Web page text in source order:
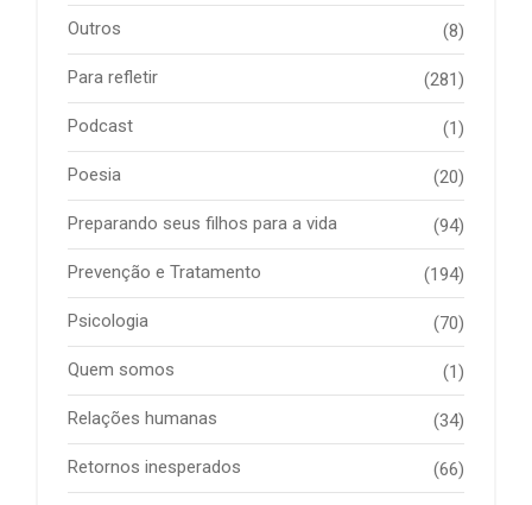
Outros (8)
Para refletir (281)
Podcast (1)
Poesia (20)
Preparando seus filhos para a vida (94)
Prevenção e Tratamento (194)
Psicologia (70)
Quem somos (1)
Relações humanas (34)
Retornos inesperados (66)